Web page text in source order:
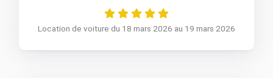
Location de voiture du 18 mars 2026 au 19 mars 2026